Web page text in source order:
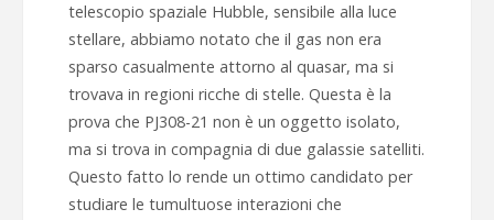
telescopio spaziale Hubble, sensibile alla luce
stellare, abbiamo notato che il gas non era
sparso casualmente attorno al quasar, ma si
trovava in regioni ricche di stelle. Questa è la
prova che PJ308-21 non è un oggetto isolato,
ma si trova in compagnia di due galassie satelliti.
Questo fatto lo rende un ottimo candidato per
studiare le tumultuose interazioni che